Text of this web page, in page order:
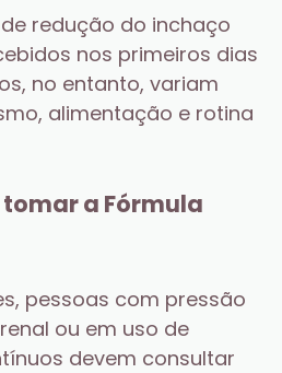
redução do inchaço
nos primeiros dias
no entanto, variam
alimentação e rotina
a Fórmula
pessoas com pressão
ou em uso de
devem consultar